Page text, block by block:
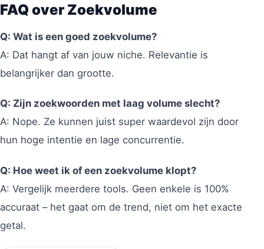
FAQ over Zoekvolume
Q: Wat is een goed zoekvolume?
A: Dat hangt af van jouw niche. Relevantie is
belangrijker dan grootte.
Q: Zijn zoekwoorden met laag volume slecht?
A: Nope. Ze kunnen juist super waardevol zijn door
hun hoge intentie en lage concurrentie.
Q: Hoe weet ik of een zoekvolume klopt?
A: Vergelijk meerdere tools. Geen enkele is 100%
accuraat – het gaat om de trend, niet om het exacte
getal.